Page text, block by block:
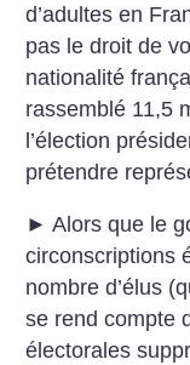
d’adultes en
pas le droit de
nationalité
rassemblé 11,5
l’élection
prétendre
► Alors que le
circonscriptions
nombre d’élus
se rend compte
électorales